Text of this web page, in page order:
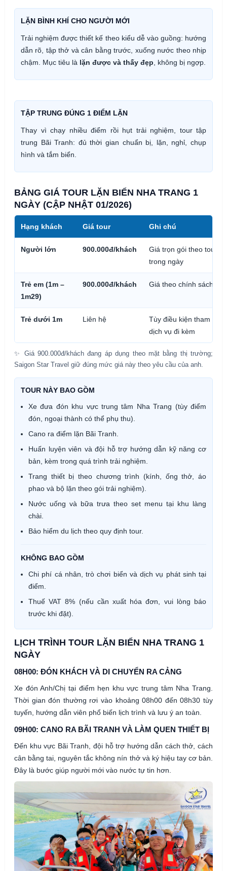
LẶN BÌNH KHÍ CHO NGƯỜI MỚI
Trải nghiệm được thiết kế theo kiểu dễ vào guồng: hướng
dẫn rõ, tập thở và cân bằng trước, xuống nước theo nhịp
chậm. Mục tiêu là lặn được và thấy đẹp , không bị ngợp.
TẬP TRUNG ĐÚNG 1 ĐIỂM LẶN
Thay vì chạy nhiều điểm rồi hụt trải nghiệm, tour tập
trung Bãi Tranh: đủ thời gian chuẩn bị, lặn, nghỉ, chụp
hình và tắm biển.
BẢNG GIÁ TOUR LẶN BIỂN NHA TRANG 1
NGÀY (CẬP NHẬT 01/2026)
Hạng khách Giá tour Ghi chú
Người lớn 900.000đ/khách
Giá trọn gói theo tour
trong ngày
Trẻ em (1m –
1m29)
900.000đ/khách Giá theo chính sách
Trẻ dưới 1m Liên hệ
Tùy điều kiện tham gia
dịch vụ đi kèm
✨ Giá 900.000đ/khách đang áp dụng theo mặt bằng thị trường;
Saigon Star Travel giữ đúng mức giá này theo yêu cầu của anh.
TOUR NÀY BAO GỒM
Xe đưa đón khu vực trung tâm Nha Trang (tùy điểm
đón, ngoại thành có thể phụ thu).
Cano ra điểm lặn Bãi Tranh.
Huấn luyện viên và đội hỗ trợ hướng dẫn kỹ năng cơ
bản, kèm trong quá trình trải nghiệm.
Trang thiết bị theo chương trình (kính, ống thở, áo
phao và bộ lặn theo gói trải nghiệm).
Nước uống và bữa trưa theo set menu tại khu làng
chài.
Bảo hiểm du lịch theo quy định tour.
KHÔNG BAO GỒM
Chi phí cá nhân, trò chơi biển và dịch vụ phát sinh tại
điểm.
Thuế VAT 8% (nếu cần xuất hóa đơn, vui lòng báo
trước khi đặt).
LỊCH TRÌNH TOUR LẶN BIỂN NHA TRANG 1
NGÀY
08H00: ĐÓN KHÁCH VÀ DI CHUYỂN RA CẢNG
Xe đón Anh/Chị tại điểm hẹn khu vực trung tâm Nha Trang.
Thời gian đón thường rơi vào khoảng 08h00 đến 08h30 tùy
tuyến, hướng dẫn viên phổ biến lịch trình và lưu ý an toàn.
09H00: CANO RA BÃI TRANH VÀ LÀM QUEN THIẾT BỊ
Đến khu vực Bãi Tranh, đội hỗ trợ hướng dẫn cách thở, cách
cân bằng tai, nguyên tắc không nín thở và ký hiệu tay cơ bản.
Đây là bước giúp người mới vào nước tự tin hơn.